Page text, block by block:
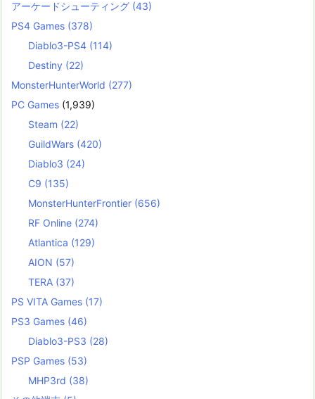
アーケードシューティング (43)
PS4 Games (378)
Diablo3-PS4 (114)
Destiny (22)
MonsterHunterWorld (277)
PC Games (1,939)
Steam (22)
GuildWars (420)
Diablo3 (24)
C9 (135)
MonsterHunterFrontier (656)
RF Online (274)
Atlantica (129)
AION (57)
TERA (37)
PS VITA Games (17)
PS3 Games (46)
Diablo3-PS3 (28)
PSP Games (53)
MHP3rd (38)